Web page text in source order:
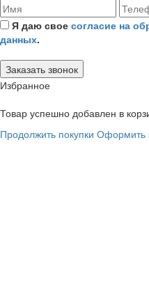
Я даю свое согласие на
данных.
Избранное
Товар успешно добавлен в
Продолжить покупки Оформить